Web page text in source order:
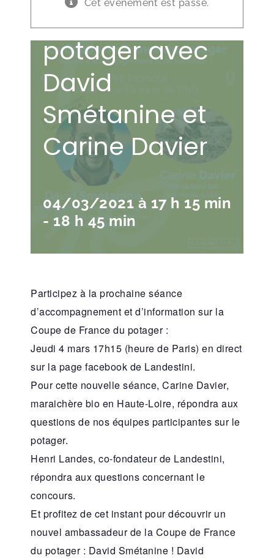
Cet évènement est passé.
de France du
potager avec
David
Smétanine et
Carine Davier
04/03/2021 à 17 h 15 min
- 18 h 45 min
Participez à la prochaine séance
d’accompagnement et d’information sur la
Coupe de France du potager :
Jeudi 4 mars 17h15 (heure de Paris) en direct
sur la page facebook de Landestini.
Pour cette nouvelle séance, Carine Davier,
maraichère bio en Haute-Loire, répondra aux
questions de nos équipes participantes sur le
potager.
Henri Landes, co-fondateur de Landestini,
répondra aux questions concernant le
concours.
Et profitez de cet instant pour découvrir un
nouvel ambassadeur de la Coupe de France
du potager : David Smétanine ! David